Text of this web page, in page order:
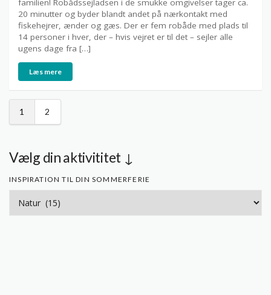
familien! Robådssejladsen i de smukke omgivelser tager ca.
20 minutter og byder blandt andet på nærkontakt med
fiskehejrer, ænder og gæs. Der er fem robåde med plads til
14 personer i hver, der – hvis vejret er til det – sejler alle
ugens dage fra […]
Læs mere
1 2
Vælg din aktivititet ↓
INSPIRATION TIL DIN SOMMERFERIE
din